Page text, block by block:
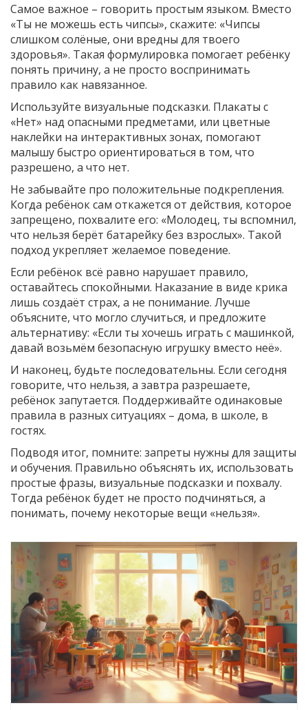
Самое важное – говорить простым языком. Вместо
«Ты не можешь есть чипсы», скажите: «Чипсы
слишком солёные, они вредны для твоего
здоровья». Такая формулировка помогает ребёнку
понять причину, а не просто воспринимать
правило как навязанное.
Используйте визуальные подсказки. Плакаты с
«Нет» над опасными предметами, или цветные
наклейки на интерактивных зонах, помогают
малышу быстро ориентироваться в том, что
разрешено, а что нет.
Не забывайте про положительные подкрепления.
Когда ребёнок сам откажется от действия, которое
запрещено, похвалите его: «Молодец, ты вспомнил,
что нельзя берёт батарейку без взрослых». Такой
подход укрепляет желаемое поведение.
Если ребёнок всё равно нарушает правило,
оставайтесь спокойными. Наказание в виде крика
лишь создаёт страх, а не понимание. Лучше
объясните, что могло случиться, и предложите
альтернативу: «Если ты хочешь играть с машинкой,
давай возьмём безопасную игрушку вместо неё».
И наконец, будьте последовательны. Если сегодня
говорите, что нельзя, а завтра разрешаете,
ребёнок запутается. Поддерживайте одинаковые
правила в разных ситуациях – дома, в школе, в
гостях.
Подводя итог, помните: запреты нужны для защиты
и обучения. Правильно объяснять их, использовать
простые фразы, визуальные подсказки и похвалу.
Тогда ребёнок будет не просто подчиняться, а
понимать, почему некоторые вещи «нельзя».